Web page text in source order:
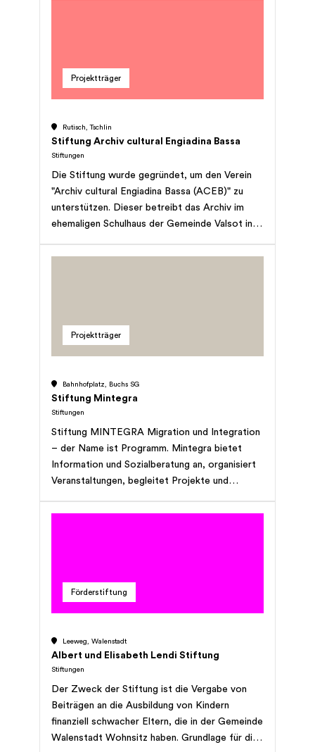
Projektträger
Rutisch, Tschlin
Stiftung Archiv cultural Engiadina Bassa
Stiftungen
Die Stiftung wurde gegründet, um den Verein
"Archiv cultural Engiadina Bassa (ACEB)" zu
unterstützen. Dieser betreibt das Archiv im
ehemaligen Schulhaus der Gemeinde Valsot in
Erbe des Unterengadins zu erhalten. Dazu
Projektträger
Bahnhofplatz, Buchs SG
Stiftung Mintegra
Stiftungen
Stiftung MINTEGRA Migration und Integration
– der Name ist Programm. Mintegra bietet
Information und Sozialberatung an, organisiert
Veranstaltungen, begleitet Projekte und
ist der Sozialdienst für Fremdsprachige Ihre
Fragen oder benötigen Sie Unterstützung?
Förderstiftung
Leeweg, Walenstadt
Albert und Elisabeth Lendi Stiftung
Stiftungen
Der Zweck der Stiftung ist die Vergabe von
Beiträgen an die Ausbildung von Kindern
finanziell schwacher Eltern, die in der Gemeinde
Walenstadt Wohnsitz haben. Grundlage für die